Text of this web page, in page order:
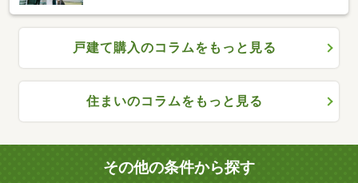
戸建て購入のコラムをもっと見る
住まいのコラムをもっと見る
その他の条件から探す